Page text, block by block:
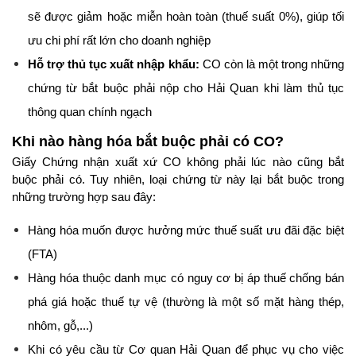
sẽ được giảm hoặc miễn hoàn toàn (thuế suất 0%), giúp tối
ưu chi phí rất lớn cho doanh nghiệp
Hỗ trợ thủ tục xuất nhập khẩu: CO còn là một trong những
chứng từ bắt buộc phải nộp cho Hải Quan khi làm thủ tục
thông quan chính ngạch
Khi nào hàng hóa bắt buộc phải có CO?
Giấy Chứng nhận xuất xứ CO không phải lúc nào cũng bắt
buộc phải có. Tuy nhiên, loại chứng từ này lại bắt buộc trong
những trường hợp sau đây:
Hàng hóa muốn được hưởng mức thuế suất ưu đãi đặc biệt
(FTA)
Hàng hóa thuộc danh mục có nguy cơ bị áp thuế chống bán
phá giá hoặc thuế tự vệ (thường là một số mặt hàng thép,
nhôm, gỗ,...)
Khi có yêu cầu từ Cơ quan Hải Quan để phục vụ cho việc